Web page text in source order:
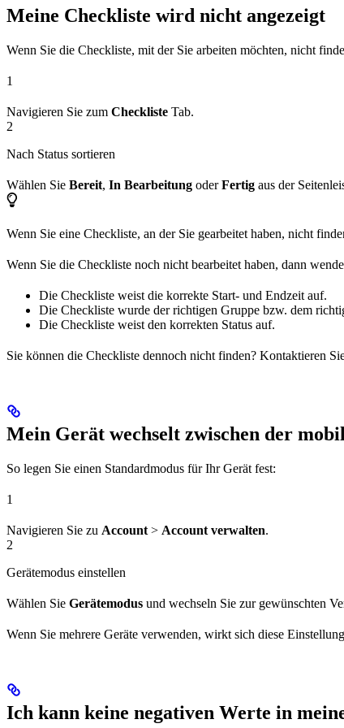
Meine Checkliste wird nicht angezeigt
Wenn Sie die Checkliste, mit der Sie arbeiten möchten, nicht
1
Navigieren Sie zum Checkliste Tab.
2
Nach Status sortieren
Wählen Sie Bereit, In Bearbeitung oderFertig aus der
Wenn Sie eine Checkliste, an der Sie gearbeitet haben, nicht
Wenn Sie die Checkliste noch nicht bearbeitet haben, dann
Die Checkliste weist die korrekte Start- und Endzeit auf.
Die Checkliste wurde der richtigen Gruppe bzw. dem
Die Checkliste weist den korrekten Status auf.
Sie können die Checkliste dennoch nicht finden? Kontaktieren
Mein Gerät wechselt zwischen der
So legen Sie einen Standardmodus für Ihr Gerät fest:
1
Navigieren Sie zu Account > Account verwalten.
2
Gerätemodus einstellen
Wählen Sie Gerätemodus und wechseln Sie zur gewünschten
Wenn Sie mehrere Geräte verwenden, wirkt sich diese
Ich kann keine negativen Werte in